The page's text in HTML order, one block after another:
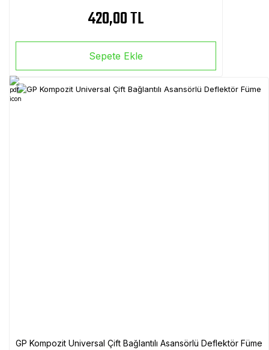
420,00 TL
Sepete Ekle
GP Kompozit Universal Çift Bağlantılı Asansörlü Deflektör Füme